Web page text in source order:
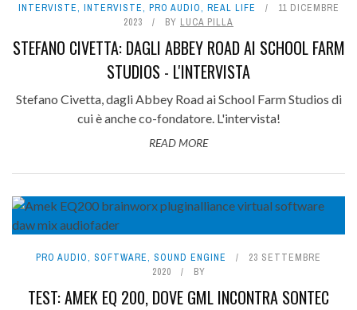
INTERVISTE, INTERVISTE, PRO AUDIO, REAL LIFE
11 DICEMBRE
2023
BY LUCA PILLA
STEFANO CIVETTA: DAGLI ABBEY ROAD AI SCHOOL FARM
STUDIOS - L'INTERVISTA
Stefano Civetta, dagli Abbey Road ai School Farm Studios di
cui è anche co-fondatore. L'intervista!
READ MORE
PRO AUDIO, SOFTWARE, SOUND ENGINE
23 SETTEMBRE
2020
BY
TEST: AMEK EQ 200, DOVE GML INCONTRA SONTEC